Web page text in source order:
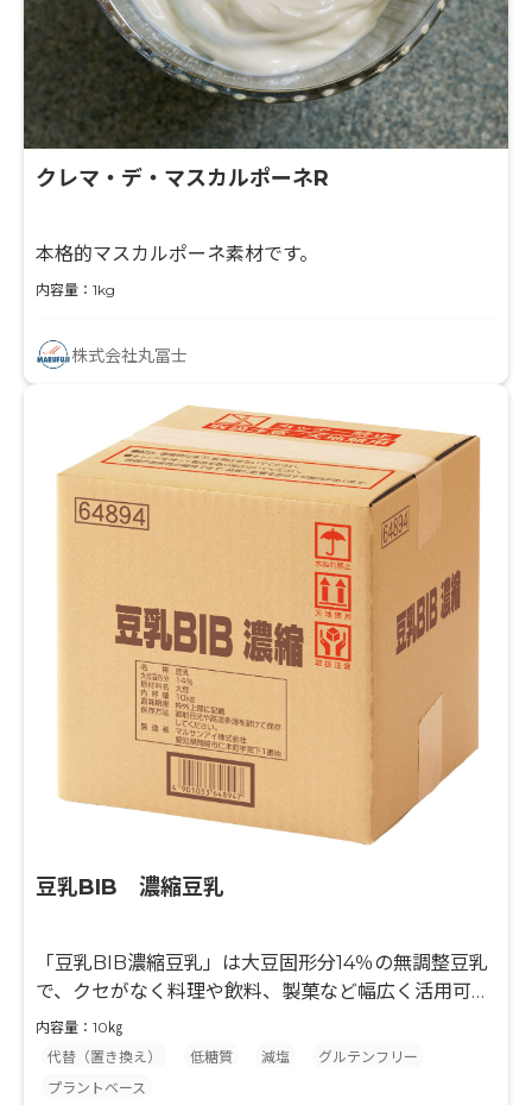
クレマ・デ・マスカルポーネR
本格的マスカルポーネ素材です。
内容量：1kg
株式会社丸冨士
豆乳BIB 濃縮豆乳
「豆乳BIB濃縮豆乳」は大豆固形分14％の無調整豆乳
で、クセがなく料理や飲料、製菓など幅広く活用可能
です。
内容量：10㎏
代替（置き換え）
低糖質 減塩
グルテンフリー
プラントベース